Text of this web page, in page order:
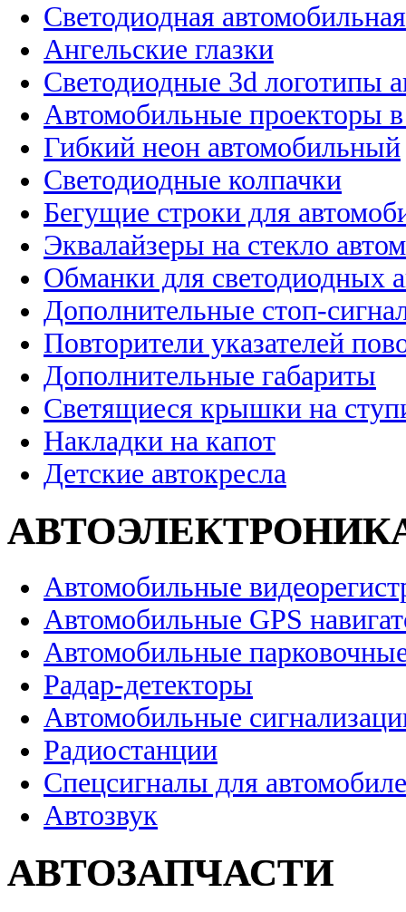
Светодиодная
Ангельские глазки
Светодиодные 3d логотипы
Автомобильные проекторы
Гибкий неон автомобильный
Светодиодные колпачки
Бегущие строки для
Эквалайзеры на стекло
Обманки для светодиодных
Дополнительные стоп-
Повторители указателей
Дополнительные габариты
Светящиеся крышки на
Накладки на капот
Детские автокресла
Автомобильные
Автомобильные GPS
Автомобильные
Радар-детекторы
Автомобильные
Радиостанции
Спецсигналы для
Автозвук
АВТОЗАПЧАСТИ